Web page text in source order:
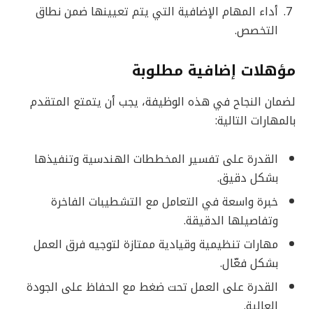
أداء المهام الإضافية التي يتم تعيينها ضمن نطاق
التخصص.
مؤهلات إضافية مطلوبة
لضمان النجاح في هذه الوظيفة، يجب أن يتمتع المتقدم
بالمهارات التالية:
القدرة على تفسير المخططات الهندسية وتنفيذها
بشكل دقيق.
خبرة واسعة في التعامل مع التشطيبات الفاخرة
وتفاصيلها الدقيقة.
مهارات تنظيمية وقيادية ممتازة لتوجيه فرق العمل
بشكل فعّال.
القدرة على العمل تحت ضغط مع الحفاظ على الجودة